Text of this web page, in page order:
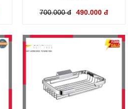
700.000 đ 490.000 đ